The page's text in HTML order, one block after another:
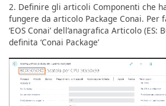
2. Definire gli articoli Componenti che
fungere da articolo Package Conai. Per
‘EOS Conai’ dell’anagrafica Articolo (ES:
definita ‘Conai Package’